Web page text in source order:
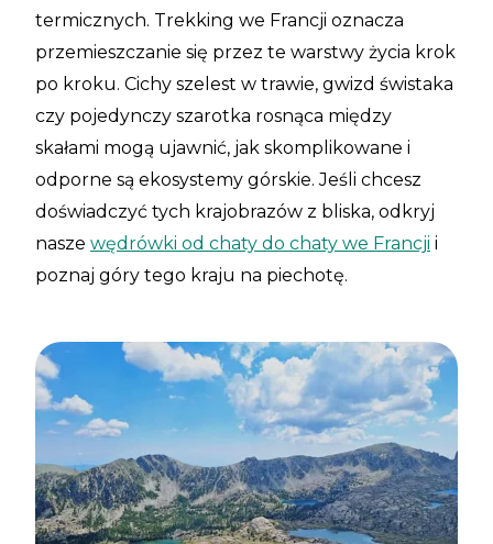
termicznych. Trekking we Francji oznacza
przemieszczanie się przez te warstwy życia krok
po kroku. Cichy szelest w trawie, gwizd świstaka
czy pojedynczy szarotka rosnąca między
skałami mogą ujawnić, jak skomplikowane i
odporne są ekosystemy górskie. Jeśli chcesz
doświadczyć tych krajobrazów z bliska, odkryj
nasze wędrówki od chaty do chaty we Francji i
poznaj góry tego kraju na piechotę.